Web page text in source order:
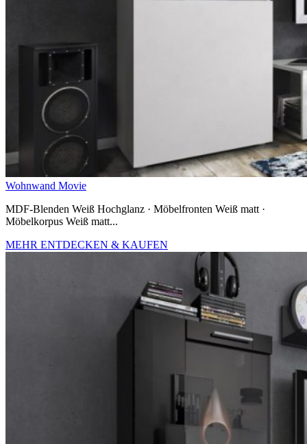
Wohnwand Movie
MDF-Blenden Weiß Hochglanz · Möbelfronten Weiß matt ·
Möbelkorpus Weiß matt...
MEHR ENTDECKEN & KAUFEN